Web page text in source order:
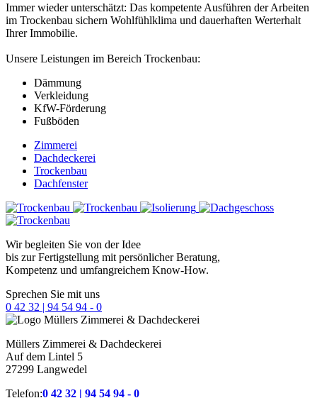
Immer wieder unterschätzt: Das kompetente Ausführen der Arbeiten
im Trockenbau sichern Wohlfühlklima und dauerhaften Werterhalt
Ihrer Immobilie.
Unsere Leistungen im Bereich Trockenbau:
Dämmung
Verkleidung
KfW-Förderung
Fußböden
Zimmerei
Dachdeckerei
Trockenbau
Dachfenster
Wir begleiten Sie von der Idee
bis zur Fertigstellung mit persönlicher Beratung,
Kompetenz und umfangreichem Know-How.
Sprechen Sie mit uns
0 42 32 | 94 54 94 - 0
Müllers Zimmerei & Dachdeckerei
Auf dem Lintel 5
27299 Langwedel
Telefon:0 42 32 | 94 54 94 - 0